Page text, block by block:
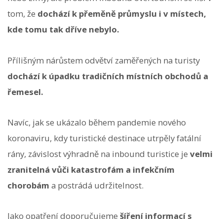
tom, že dochází k přeměně průmyslu i v místech,
kde tomu tak dříve nebylo.
Přílišným nárůstem odvětví zaměřených na turisty
dochází k úpadku tradičních místních obchodů a
řemesel.
Navíc, jak se ukázalo během pandemie nového
koronaviru, kdy turistické destinace utrpěly fatální
rány, závislost výhradně na inbound turistice je velmi
zranitelná vůči katastrofám a infekčním
chorobám a postrádá udržitelnost.
Jako opatření doporučujeme šíření informací s